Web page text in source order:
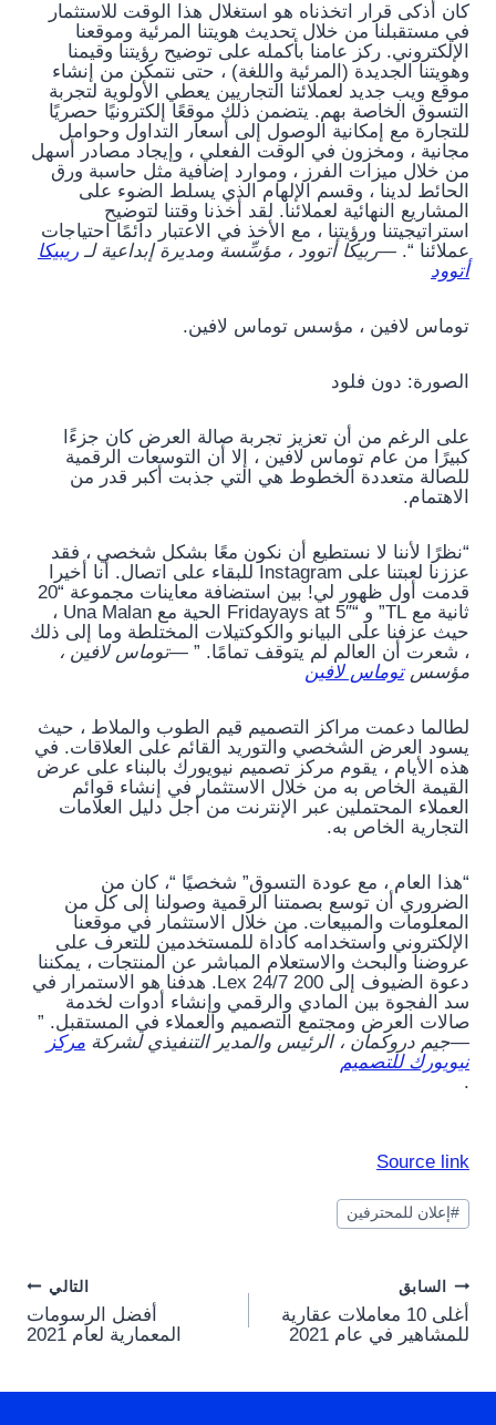
كان أذكى قرار اتخذناه هو استغلال هذا الوقت للاستثمار
في مستقبلنا من خلال تحديث هويتنا المرئية وموقعنا
الإلكتروني. ركز عامنا بأكمله على توضيح رؤيتنا وقيمنا
وهويتنا الجديدة (المرئية واللغة) ، حتى نتمكن من إنشاء
موقع ويب جديد لعملائنا التجاريين يعطي الأولوية لتجربة
التسوق الخاصة بهم. يتضمن ذلك موقعًا إلكترونيًا حصريًا
للتجارة مع إمكانية الوصول إلى أسعار التداول وحوامل
مجانية ، ومخزون في الوقت الفعلي ، وإيجاد مصادر أسهل
من خلال ميزات الفرز ، وموارد إضافية مثل حاسبة ورق
الحائط لدينا ، وقسم الإلهام الذي يسلط الضوء على
المشاريع النهائية لعملائنا. لقد أخذنا وقتنا لتوضيح
استراتيجيتنا ورؤيتنا ، مع الأخذ في الاعتبار دائمًا احتياجات
عملائنا “. —ربيكا أتوود ، مؤسِّسة ومديرة إبداعية لـ ريبيكا
أتوود
توماس لافين ، مؤسس توماس لافين.
الصورة: دون فلود
على الرغم من أن تعزيز تجربة صالة العرض كان جزءًا
كبيرًا من عام توماس لافين ، إلا أن التوسعات الرقمية
للصالة متعددة الخطوط هي التي جذبت أكبر قدر من
الاهتمام.
“نظرًا لأننا لا نستطيع أن نكون معًا بشكل شخصي ، فقد
عززنا لعبتنا على Instagram للبقاء على اتصال. أنا أخيرا
قدمت أول ظهور لي! بين استضافة معاينات مجموعة “20
ثانية مع TL” و “Fridayays at 5″ الحية مع Una Malan ،
حيث عزفنا على البيانو والكوكتيلات المختلطة وما إلى ذلك
، شعرت أن العالم لم يتوقف تمامًا. ” —توماس لافين ،
مؤسس توماس لافين
لطالما دعمت مراكز التصميم قيم الطوب والملاط ، حيث
يسود العرض الشخصي والتوريد القائم على العلاقات. في
هذه الأيام ، يقوم مركز تصميم نيويورك بالبناء على عرض
القيمة الخاص به من خلال الاستثمار في إنشاء قوائم
العملاء المحتملين عبر الإنترنت من أجل دليل العلامات
التجارية الخاص به.
“هذا العام ، مع عودة التسوق” شخصيًا “، كان من
الضروري أن توسع بصمتنا الرقمية وصولنا إلى كل من
المعلومات والمبيعات. من خلال الاستثمار في موقعنا
الإلكتروني واستخدامه كأداة للمستخدمين للتعرف على
عروضنا والبحث والاستعلام المباشر عن المنتجات ، يمكننا
دعوة الضيوف إلى 200 Lex 24/7. هدفنا هو الاستمرار في
سد الفجوة بين المادي والرقمي وإنشاء أدوات لخدمة
صالات العرض ومجتمع التصميم والعملاء في المستقبل. ”
—جيم دروكمان ، الرئيس والمدير التنفيذي لشركة مركز
نيويورك للتصميم
.
Source link
وسوم
المقال:
# إعلان للمحترفين
Post
navigation
السابق
أغلى 10 معاملات عقارية
للمشاهير في عام 2021
التالي
أفضل الرسومات
المعمارية لعام 2021